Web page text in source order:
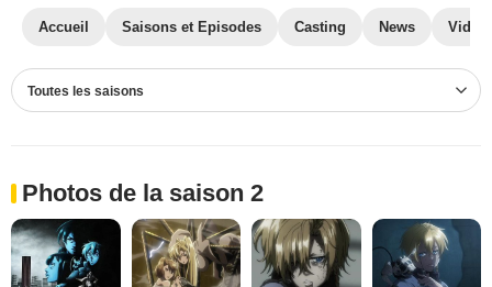
Accueil Saisons et Episodes Casting News
Toutes les saisons
Photos de la saison 2